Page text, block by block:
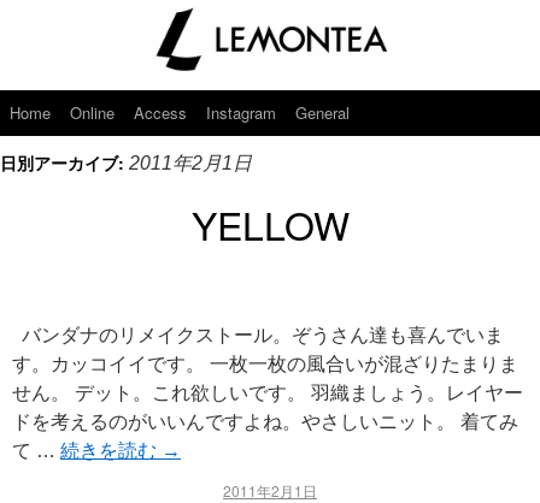
Home Online Access Instagram General
日別アーカイブ: 2011年2月1日
YELLOW
バンダナのリメイクストール。ぞうさん達も喜んでいま
す。カッコイイです。 一枚一枚の風合いが混ざりたまりま
せん。 デット。これ欲しいです。 羽織ましょう。レイヤー
ドを考えるのがいいんですよね。やさしいニット。 着てみ
て … 続きを読む →
2011年2月1日